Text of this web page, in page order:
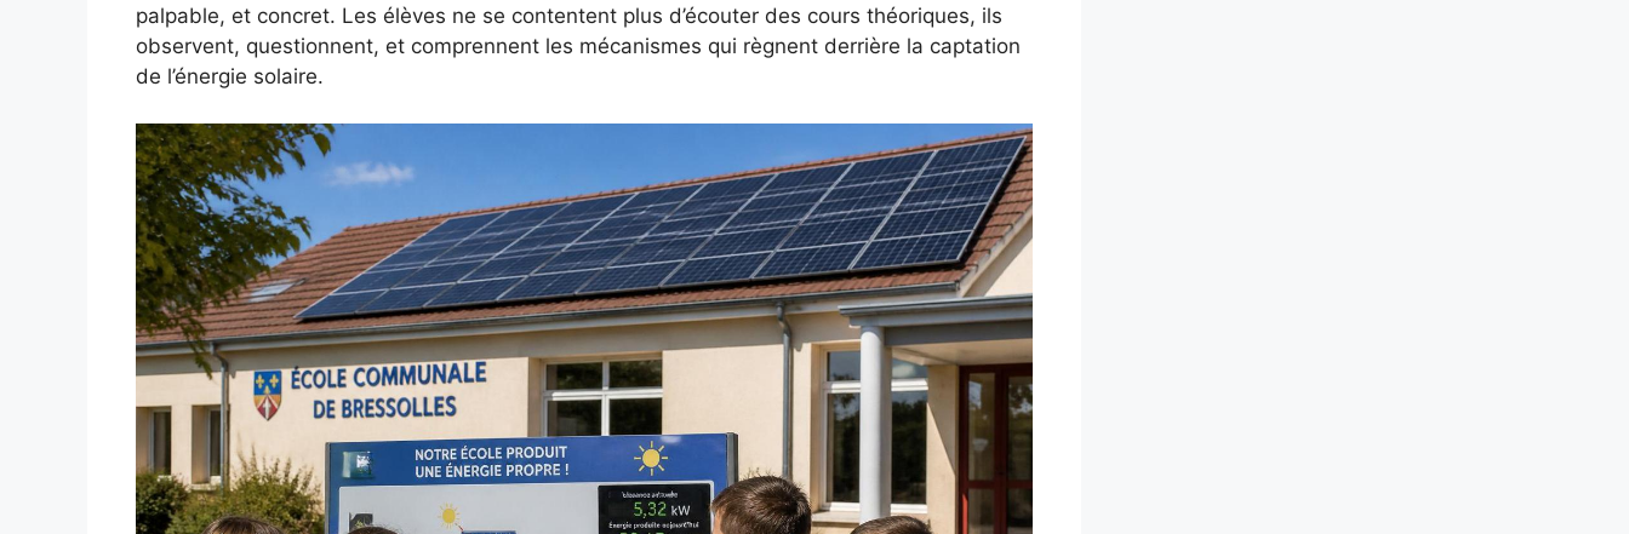
palpable, et concret. Les élèves ne se contentent plus d’écouter des cours théoriques, ils
observent, questionnent, et comprennent les mécanismes qui règnent derrière la captation
de l’énergie solaire.